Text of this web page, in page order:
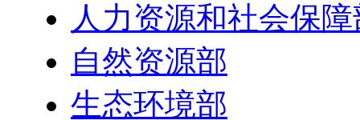
人力资源和社会保
自然资源部
生态环境部